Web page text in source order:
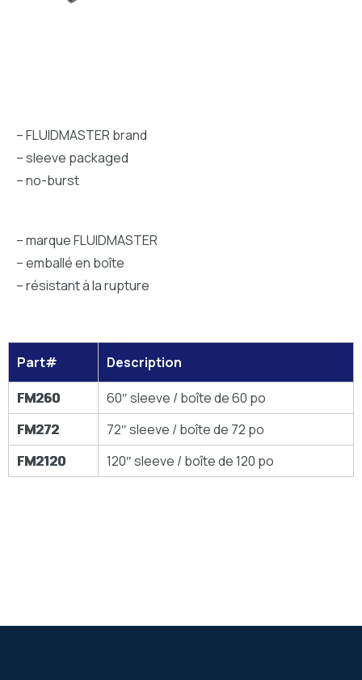
– FLUIDMASTER brand
– sleeve packaged
– no-burst
– marque FLUIDMASTER
– emballé en boîte
– résistant à la rupture
Part#
Description
FM260
60″ sleeve / boîte de 60 po
FM272
72″ sleeve / boîte de 72 po
FM2120
120″ sleeve / boîte de 120 po